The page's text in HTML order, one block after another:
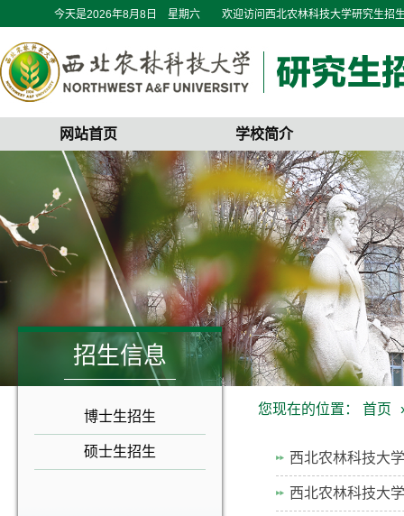
今天是2026年8月8日 星期六 欢迎访问西北农林科技大学研究生招
网站首页 学校简介
招生信息
博士生招生
硕士生招生
您现在的位置： 首页
西北农林科技大
西北农林科技大